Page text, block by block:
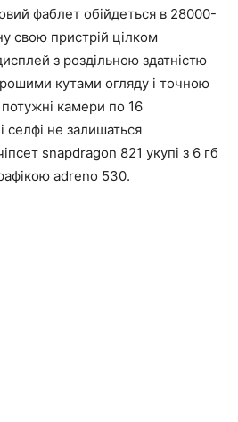
фаблет обійдеться в 28000-
свою пристрій цілком
з роздільною здатністю
кутами огляду і точною
камери по 16
селфі не залишаться
snapdragon 821 укупі з 6 гб
adreno 530.